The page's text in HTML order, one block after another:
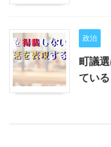
政治
町議
てい